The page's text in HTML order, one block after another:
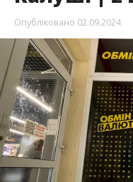
Опубліковано 02.09.2024